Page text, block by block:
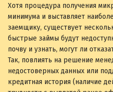
Хотя процедура получения
минимума и выставляет
заемщику, существует
быстрые займы будут
почву и узнать, могут ли
Так, повлиять на решение
недостоверных данных или
кредитная история (наличие